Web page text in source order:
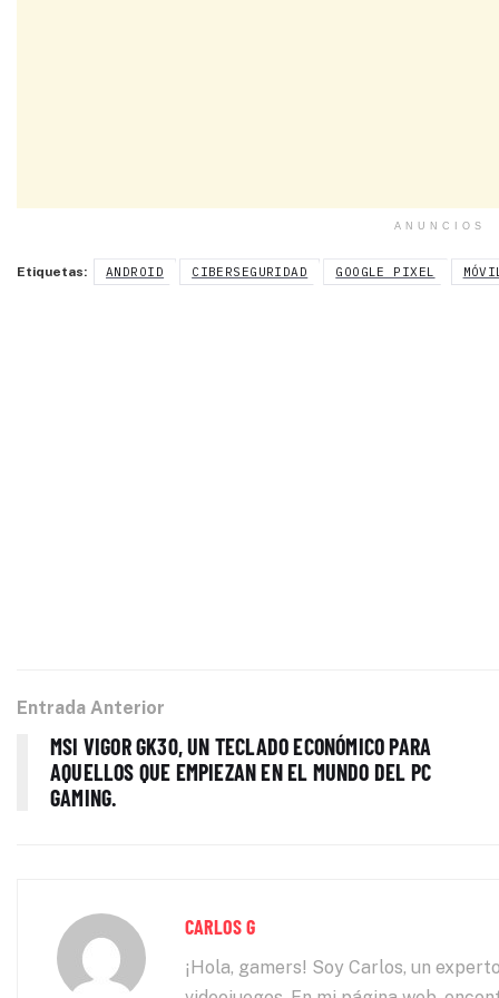
ANUNCIOS
Etiquetas: ANDROID CIBERSEGURIDAD GOOGLE PIXEL
Entrada Anterior
MSI VIGOR GK30, UN TECLADO ECONÓMICO PARA
AQUELLOS QUE EMPIEZAN EN EL MUNDO DEL PC
GAMING.
CARLOS G
¡Hola, gamers! Soy Carlos, un